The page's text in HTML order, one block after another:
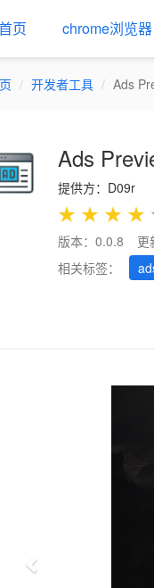
页 chrome浏览器
开发者工具 Ads
Ads
提供方：D09r
★ ★ ★ ★
版本：0.0.8
更
相关标签：